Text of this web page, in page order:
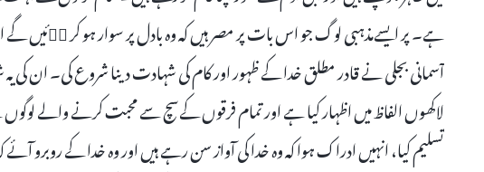
آسمانی بجلی نے قادر مطلق خدا کے ظہور اور کام کی شہادت دینا شروع کی۔ ان
لاکھوں الفاظ میں اظہار کیا ہے اور تمام فرقوں کےسچ سے محبت کرنے والے
تسلیم کیا، انہیں ادراک ہوا کہ وہ خدا کی آواز سن رہے ہیں اور وہ خدا کے روبرو